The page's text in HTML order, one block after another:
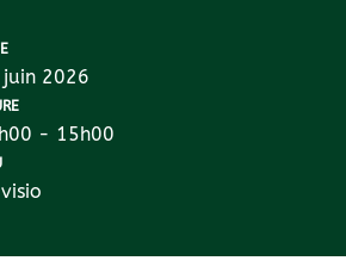
2026
- 15h00